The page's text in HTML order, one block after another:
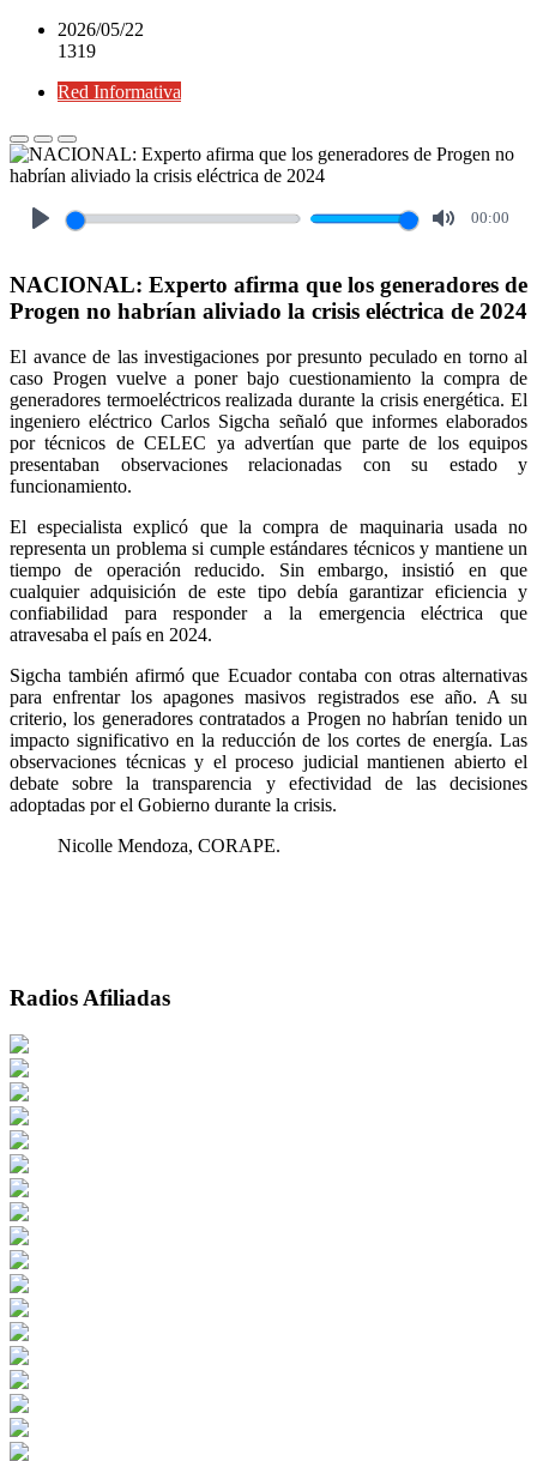
2026/05/22
1319
Red Informativa
00:00
NACIONAL: Experto afirma que los generadores de
Progen no habrían aliviado la crisis eléctrica de 2024
El avance de las investigaciones por presunto peculado en torno al
caso Progen vuelve a poner bajo cuestionamiento la compra de
generadores termoeléctricos realizada durante la crisis energética. El
ingeniero eléctrico Carlos Sigcha señaló que informes elaborados
por técnicos de CELEC ya advertían que parte de los equipos
presentaban observaciones relacionadas con su estado y
funcionamiento.
El especialista explicó que la compra de maquinaria usada no
representa un problema si cumple estándares técnicos y mantiene un
tiempo de operación reducido. Sin embargo, insistió en que
cualquier adquisición de este tipo debía garantizar eficiencia y
confiabilidad para responder a la emergencia eléctrica que
atravesaba el país en 2024.
Sigcha también afirmó que Ecuador contaba con otras alternativas
para enfrentar los apagones masivos registrados ese año. A su
criterio, los generadores contratados a Progen no habrían tenido un
impacto significativo en la reducción de los cortes de energía. Las
observaciones técnicas y el proceso judicial mantienen abierto el
debate sobre la transparencia y efectividad de las decisiones
adoptadas por el Gobierno durante la crisis.
Nicolle Mendoza, CORAPE.
Radios Afiliadas